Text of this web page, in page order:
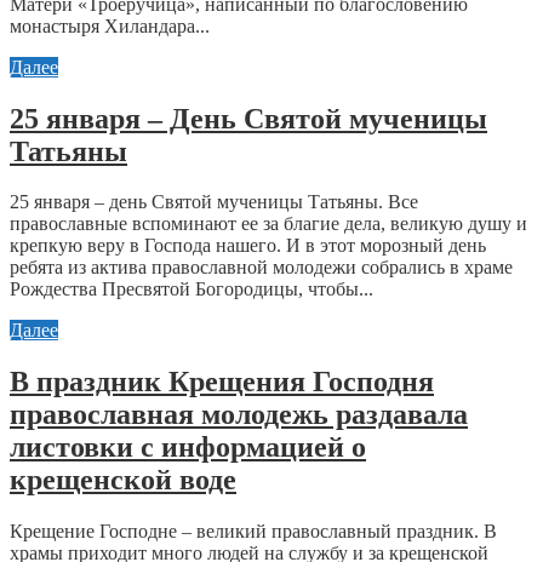
монастыря Хиландара...
Далее
25 января – День Святой мученицы
Татьяны
25 января – день Святой мученицы Татьяны. Все
православные вспоминают ее за благие дела, великую душу и
крепкую веру в Господа нашего. И в этот морозный день
ребята из актива православной молодежи собрались в храме
Рождества Пресвятой Богородицы, чтобы...
Далее
В праздник Крещения Господня
православная молодежь раздавала
листовки с информацией о
крещенской воде
Крещение Господне – великий православный праздник. В
храмы приходит много людей на службу и за крещенской